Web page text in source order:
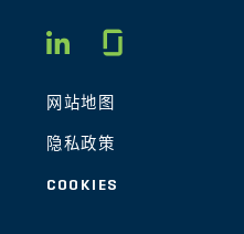
LINKEDIN
网站地图
隐私政策
COOKIES